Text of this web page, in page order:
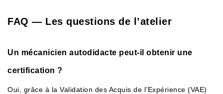
FAQ — Les questions de l’atelier
Un mécanicien autodidacte peut-il obtenir une
certification ?
Oui, grâce à la Validation des Acquis de l’Expérience (VAE)